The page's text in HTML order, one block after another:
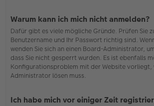
Warum kann ich mich nicht anmelden?
Dafür gibt es viele mögliche Gründe. Prüfen Sie
Benutzername und Ihr Passwort richtig sind.
wenden Sie sich an einen Board-Administrator,
dass Sie nicht gesperrt wurden. Es ist ebenfalls
Konfigurationsproblem mit der Website vorliegt,
Administrator lösen muss.
Ich habe mich vor einiger Zeit